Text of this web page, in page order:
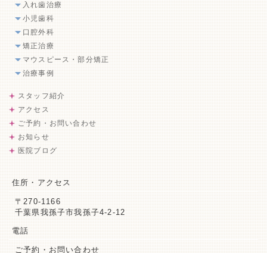
入れ歯治療
小児歯科
口腔外科
矯正治療
マウスピース・部分矯正
治療事例
スタッフ紹介
アクセス
ご予約・お問い合わせ
お知らせ
医院ブログ
住所・アクセス
〒270-1166
千葉県我孫子市我孫子4-2-12
電話
ご予約・お問い合わせ